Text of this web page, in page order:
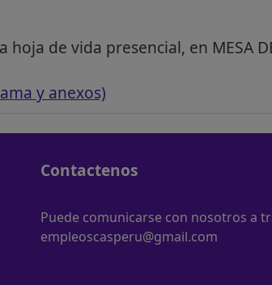
de vida presencial, en MESA DE
y anexos)
Contactenos
Puede comunicarse con nosotros a
empleoscasperu@gmail.com